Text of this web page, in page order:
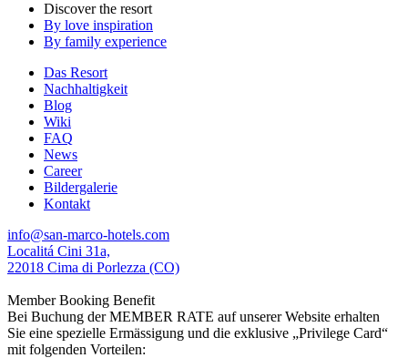
Discover the resort
By love inspiration
By family experience
Das Resort
Nachhaltigkeit
Blog
Wiki
FAQ
News
Career
Bildergalerie
Kontakt
info@san-marco-hotels.com
Localitá Cini 31a,
22018 Cima di Porlezza (CO)
Member Booking Benefit
Bei Buchung der MEMBER RATE auf unserer Website erhalten
Sie eine spezielle Ermässigung und die exklusive „Privilege Card“
mit folgenden Vorteilen: